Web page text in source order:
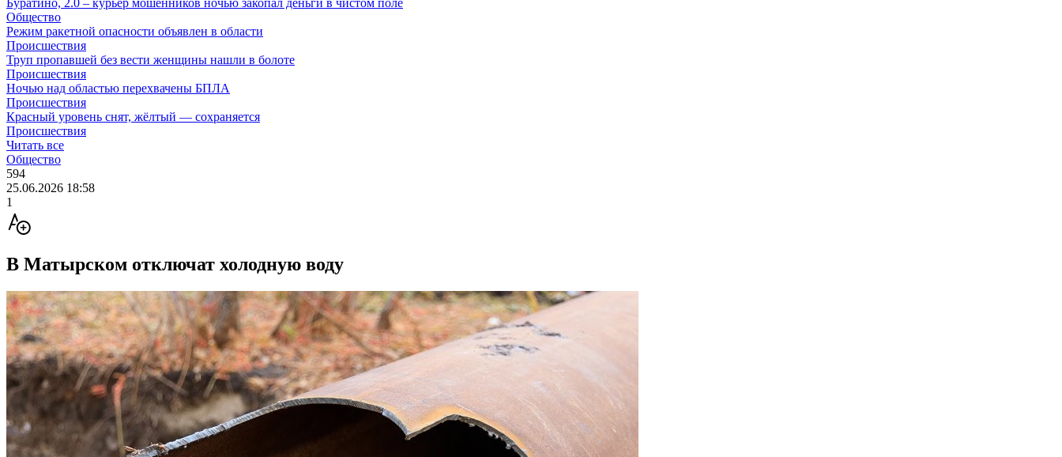
Буратино, 2.0 – курьер мошенников ночью закопал деньги в чистом поле
Общество
Режим ракетной опасности объявлен в области
Происшествия
Труп пропавшей без вести женщины нашли в болоте
Происшествия
Ночью над областью перехвачены БПЛА
Происшествия
Красный уровень снят, жёлтый — сохраняется
Происшествия
Читать все
Общество
594
25.06.2026 18:58
1
В Матырском отключат холодную воду